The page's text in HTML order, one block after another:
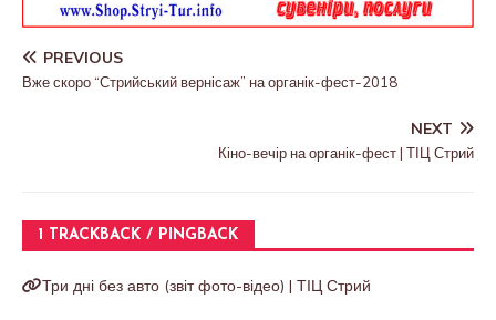
PREVIOUS
Вже скоро “Стрийський вернісаж” на органік-фест-2018
NEXT
Кіно-вечір на органік-фест | ТІЦ Стрий
1 TRACKBACK / PINGBACK
Три дні без авто (звіт фото-відео) | ТІЦ Стрий